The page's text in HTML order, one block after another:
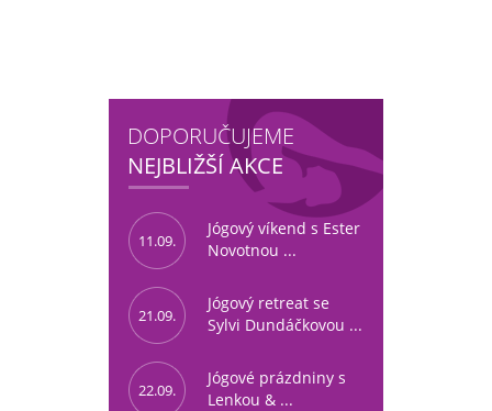
DOPORUČUJEME
NEJBLIŽŠÍ AKCE
11.09.
Jógový víkend s Ester
Novotnou ...
21.09.
Jógový retreat se
Sylvi Dundáčkovou ...
22.09.
Jógové prázdniny s
Lenkou & ...